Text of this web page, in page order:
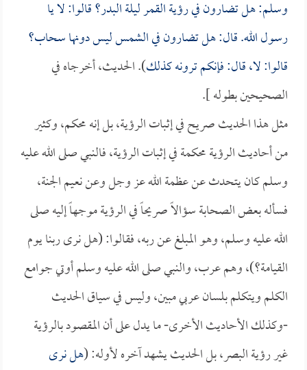
وسلم: هل تضارون في رؤية القمر ليلة البدر؟ قالوا: لا يا
رسول الله. قال: هل تضارون في الشمس ليس دونها سحاب؟
قالوا: لا، قال: فإنكم ترونه كذلك). الحديث، أخرجاه في
الصحيحين بطوله ].
مثل هذا الحديث صريح في إثبات الرؤية، بل إنه محكم، وكثير
من أحاديث الرؤية محكمة في إثبات الرؤية، فالنبي صلى الله عليه
وسلم كان يتحدث عن عظمة الله عز وجل وعن نعيم الجنة،
فسأله بعض الصحابة سؤالاً صريحاً في الرؤية موجهاً إليه صلى
الله عليه وسلم، وهو المبلغ عن ربه، فقالوا: (هل نرى ربنا يوم
القيامة؟)، وهم عرب، والنبي صلى الله عليه وسلم أوتي جوامع
الكلم ويتكلم بلسان عربي مبين، وليس في سياق الحديث
-وكذلك الأحاديث الأخرى- ما يدل على أن المقصود بالرؤية
غير رؤية البصر، بل الحديث يشهد آخره لأوله: (هل نرى